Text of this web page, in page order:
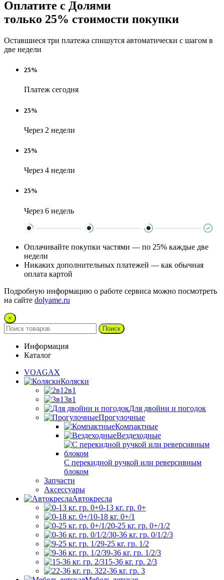
Оплатите с Долями
только 25% стоимости покупки
Оставшиеся три платежа спишутся автоматически с шагом в
две недели
25%
Платеж сегодня
25%
Через 2 недели
25%
Через 4 недели
25%
Через 6 недель
Оплачивайте покупки частями — по 25% каждые две
недели
Никаких дополнительных платежей — как обычная
оплата картой
Подробную информацию о работе сервиса можно посмотреть
на сайте dolyame.ru
×
Поиск
Информация
Каталог
VOAGAX
Коляски
2в1
3в1
Для двойни и погодок
Прогулочные
Компактные
Вездеходные
С перекидной ручкой или реверсивным
блоком
Запчасти
Аксессуары
Автокресла
0-13 кг. гр. 0+
0-18 кг. 0+/1
0-25 кг. гр. 0+/1/2
0-36 кг. гр. 0/1/2/3
9-25 кг. гр. 1/2
9-36 кг. гр. 1/2/3
15-36 кг. гр. 2/3
22-36 кг. гр. 3